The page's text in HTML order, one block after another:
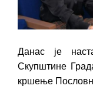
Oд
Данас је
Скупштине
кршење